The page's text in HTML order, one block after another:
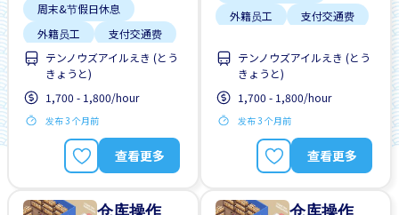
周末&节假日休息
外籍员工
支付交通费
无日本语要求
无经验要求
男性首选
テンノウズアイルえき (とう
きょうと)
1,700 - 1,800/hour
发布 3 个月前
查看更多
外籍员工
支付交通费
无经验要求
每日支付
自行车停放处
テンノウズアイルえき (とう
きょうと)
1,700 - 1,800/hour
发布 3 个月前
查看更多
仓库操作 仓库操作